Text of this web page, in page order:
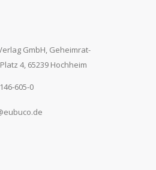
GmbH, Geheimrat-
4, 65239 Hochheim
605-0